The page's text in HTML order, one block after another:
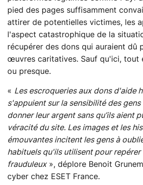
pied des pages suffisamment
attirer de potentielles victimes, les
l'aspect catastrophique de la
récupérer des dons qui auraient dû
œuvres caritatives. Sauf qu'ici, tout
ou presque.
« Les escroqueries aux dons d'aide
s'appuient sur la sensibilité des
donner leur argent sans qu’ils aient
véracité du site. Les images et les
émouvantes incitent les gens à
habituels qu'ils utilisent pour repérer
frauduleux», déplore Benoit
cyber chez ESET France.